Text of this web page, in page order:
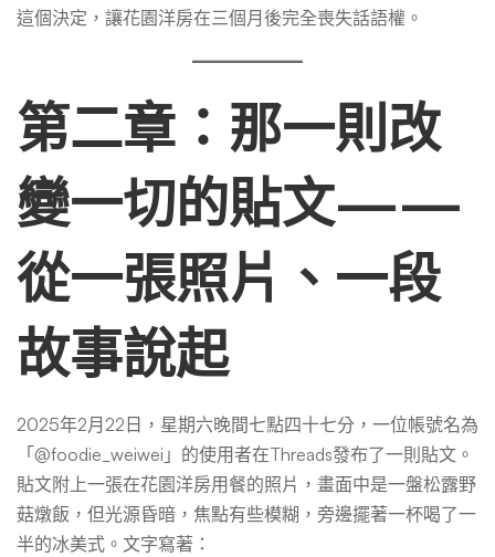
這個決定，讓花園洋房在三個月後完全喪失話語權。
第二章：那一則改
變一切的貼文——
從一張照片、一段
故事說起
2025年2月22日，星期六晚間七點四十七分，一位帳號名為
「@foodie_weiwei」的使用者在Threads發布了一則貼文。
貼文附上一張在花園洋房用餐的照片，畫面中是一盤松露野
菇燉飯，但光源昏暗，焦點有些模糊，旁邊擺著一杯喝了一
半的冰美式。文字寫著：